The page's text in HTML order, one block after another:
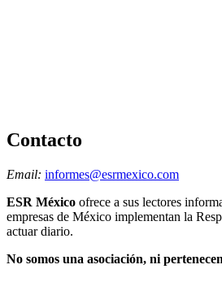
Contacto
Email: informes@esrmexico.com
ESR México ofrece a sus lectores
empresas de México implementan la
actuar diario.
No somos una asociación, ni